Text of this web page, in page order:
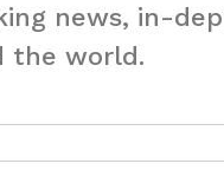
news, in-
the world.